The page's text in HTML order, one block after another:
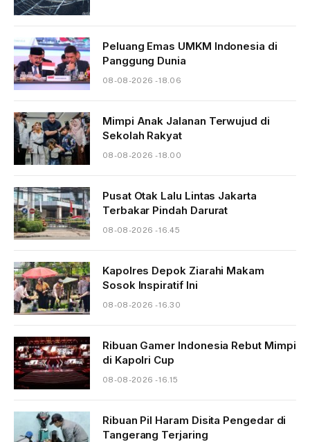
Peluang Emas UMKM Indonesia di
Panggung Dunia
08-08-2026 - 18.06
Mimpi Anak Jalanan Terwujud di
Sekolah Rakyat
08-08-2026 - 18.00
Pusat Otak Lalu Lintas Jakarta
Terbakar Pindah Darurat
08-08-2026 - 16.45
Kapolres Depok Ziarahi Makam
Sosok Inspiratif Ini
08-08-2026 - 16.30
Ribuan Gamer Indonesia Rebut Mimpi
di Kapolri Cup
08-08-2026 - 16.15
Ribuan Pil Haram Disita Pengedar di
Tangerang Terjaring